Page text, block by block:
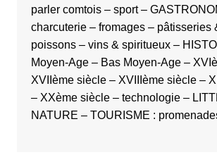
parler comtois– sport–
charcuterie– fromages– pâtisseries
poissons– vins & spiritueux–
Moyen-Age– Bas Moyen-Age–
XVIIème siècle– XVIIIème siècle–
– XXème siècle– technologie–
NATURE – TOURISME :